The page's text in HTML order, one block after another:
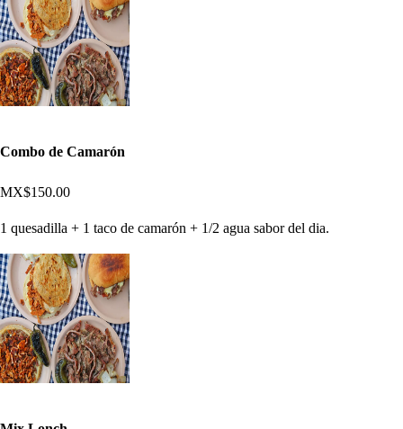
Combo de Camarón
MX$150.00
1 quesadilla + 1 taco de camarón + 1/2 agua sabor del dia.